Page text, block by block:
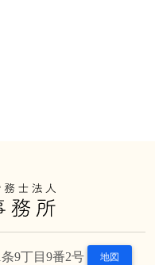
9丁目9番2号 地図